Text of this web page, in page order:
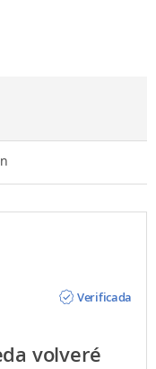
Verificada
volveré